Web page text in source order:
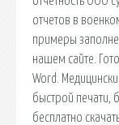
отчетов в
примеры
нашем сайте.
Word.
быстрой печати,
бесплатно